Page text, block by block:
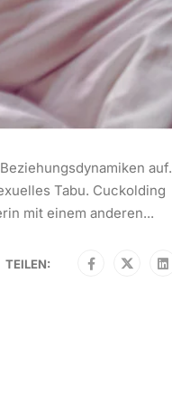
auf.
Tabu. Cuckolding
mit einem anderen...
TEILEN: